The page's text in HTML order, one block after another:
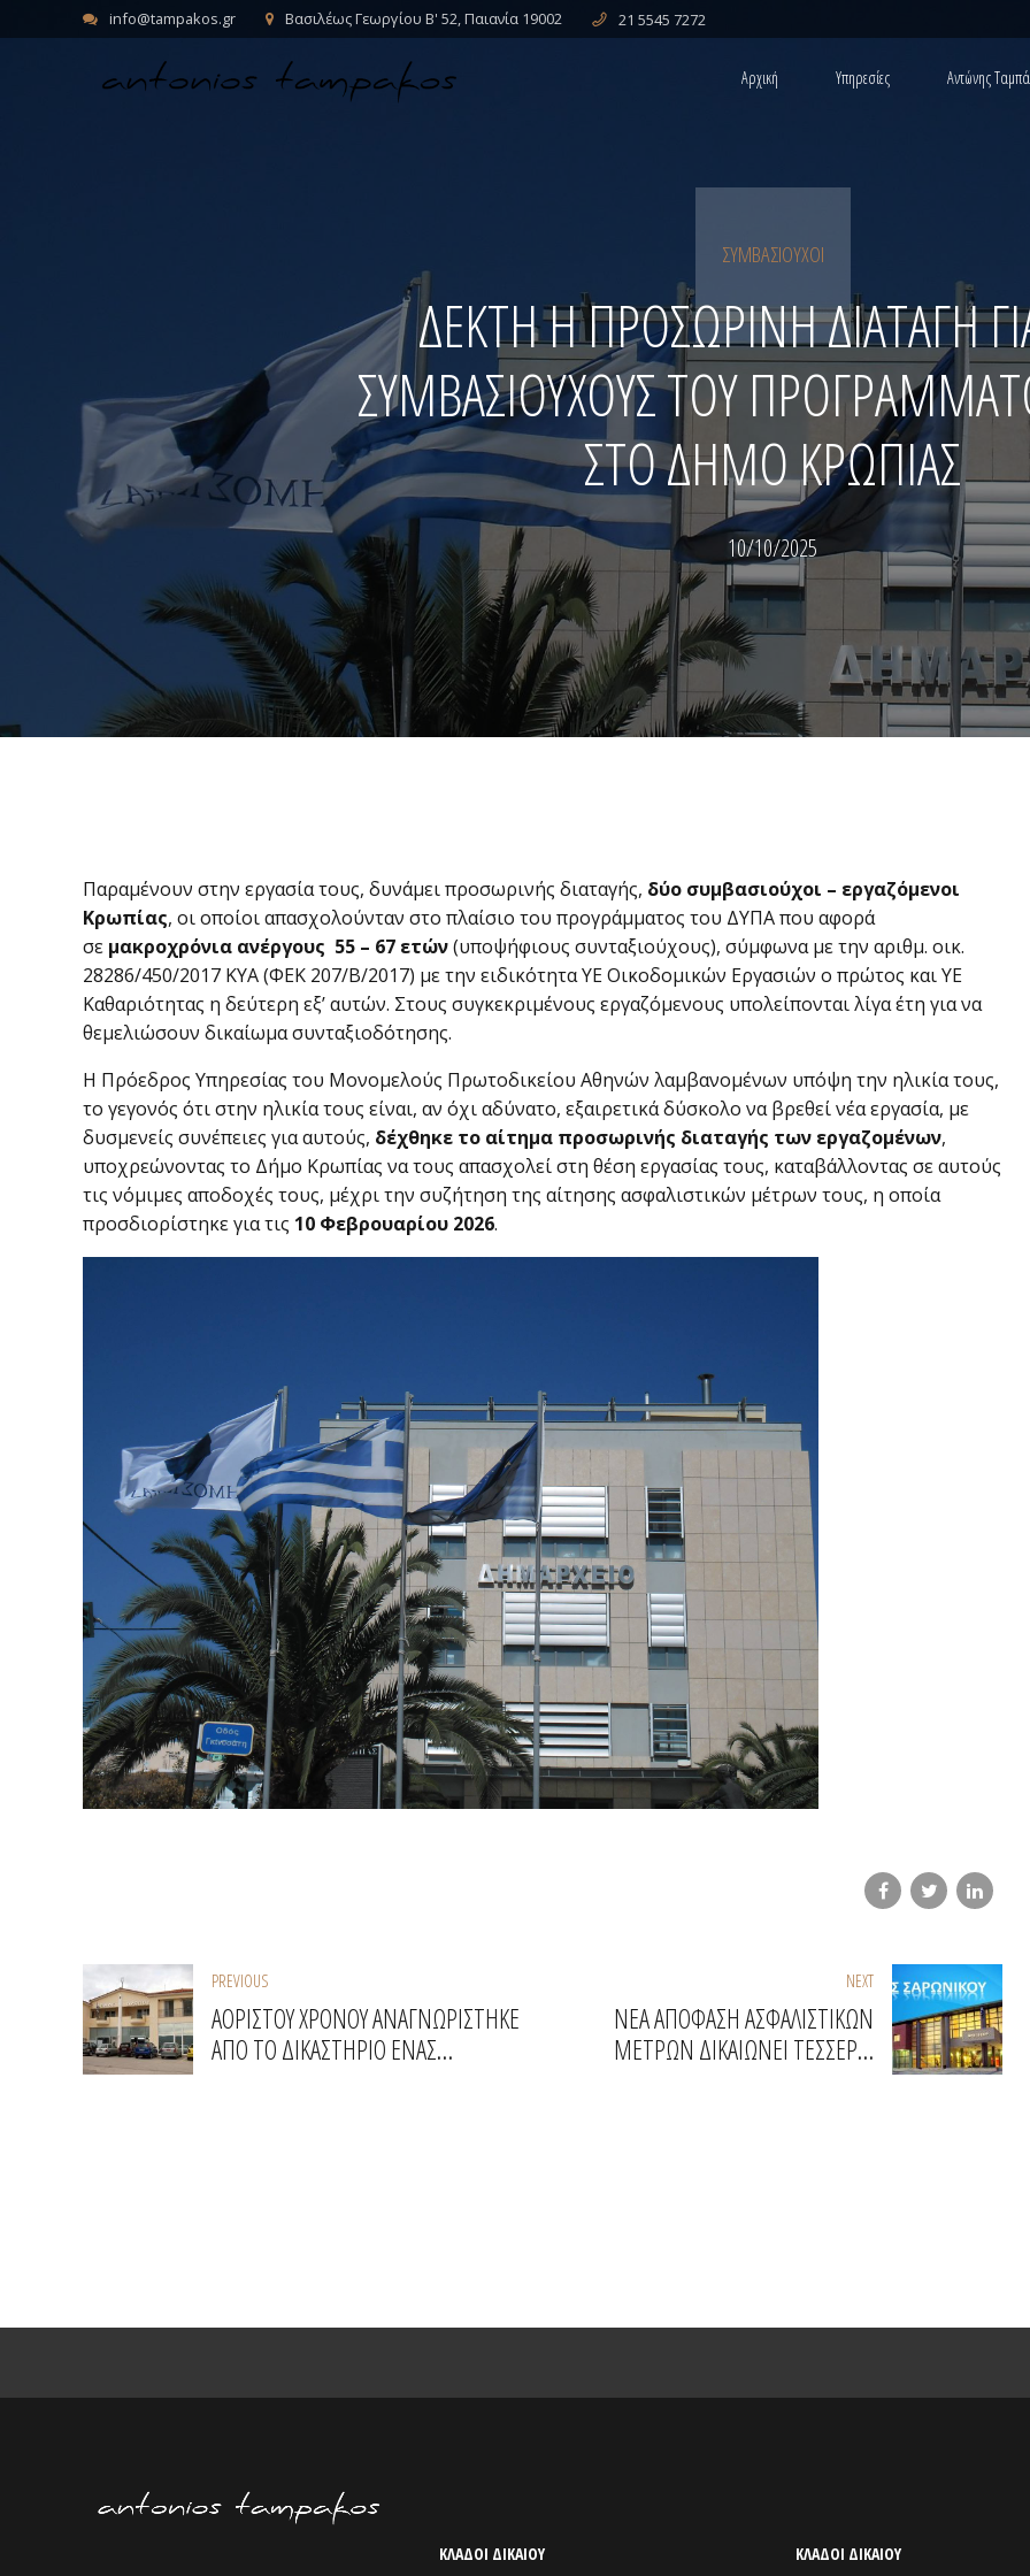
info@tampakos.gr Βασιλέως Γεωργίου Β' 52, Παιανία 19002 21 5545 7272
Αρχική Υπηρεσίες Αντώνης
ΣΥΜΒΑΣΙΟΎΧΟΙ
ΔΕΚΤΗ Η ΠΡΟΣΩΡΙΝΗ ΔΙΑΤΑΓΗ
ΣΥΜΒΑΣΙΟΥΧΟΥΣ ΤΟΥ
ΣΤΟ ΔΗΜΟ ΚΡΩΠΙΑΣ
10/10/2025
Παραμένουν στην εργασία τους, δυνάμει προσωρινής διαταγής, δύο συμβασιούχοι – εργαζόμενοι
Κρωπίας, οι οποίοι απασχολούνταν στο πλαίσιο του προγράμματος του ΔΥΠΑ που αφορά
σε μακροχρόνια ανέργους 55 – 67 ετών(υποψήφιους συνταξιούχους), σύμφωνα με την αριθμ. οικ.
28286/450/2017 ΚΥΑ (ΦΕΚ 207/Β/2017) με την ειδικότητα ΥΕ Οικοδομικών Εργασιών ο πρώτος και ΥΕ
Καθαριότητας η δεύτερη εξ’ αυτών. Στους συγκεκριμένους εργαζόμενους υπολείπονται λίγα έτη για να
θεμελιώσουν δικαίωμα συνταξιοδότησης.
Η Πρόεδρος Υπηρεσίας του Μονομελούς Πρωτοδικείου Αθηνών λαμβανομένων υπόψη την ηλικία τους,
το γεγονός ότι στην ηλικία τους είναι, αν όχι αδύνατο, εξαιρετικά δύσκολο να βρεθεί νέα εργασία, με
δυσμενείς συνέπειες για αυτούς, δέχθηκε το αίτημα προσωρινής διαταγής των εργαζομένων,
υποχρεώνοντας το Δήμο Κρωπίας να τους απασχολεί στη θέση εργασίας τους, καταβάλλοντας σε αυτούς
τις νόμιμες αποδοχές τους, μέχρι την συζήτηση της αίτησης ασφαλιστικών μέτρων τους, η οποία
προσδιορίστηκε για τις 10 Φεβρουαρίου 2026.
PREVIOUS
ΑΟΡΙΣΤΟΥ ΧΡΟΝΟΥ ΑΝΑΓΝΩΡΙΣΤΗΚΕ
ΑΠΟ ΤΟ ΔΙΚΑΣΤΗΡΙΟ ΕΝΑΣ
NEXT
ΝΕΑ ΑΠΟΦΑΣΗ ΑΣΦΑΛΙΣΤΙΚΩΝ
ΜΕΤΡΩΝ ΔΙΚΑΙΩΝΕΙ ΤΕΣΣΕΡΙΣ
ΚΛΑΔΟΙ ΔΙΚΑΙΟΥ ΚΛΑΔΟΙ ΔΙΚΑΙΟΥ